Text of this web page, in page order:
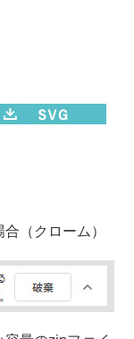
（クローム）